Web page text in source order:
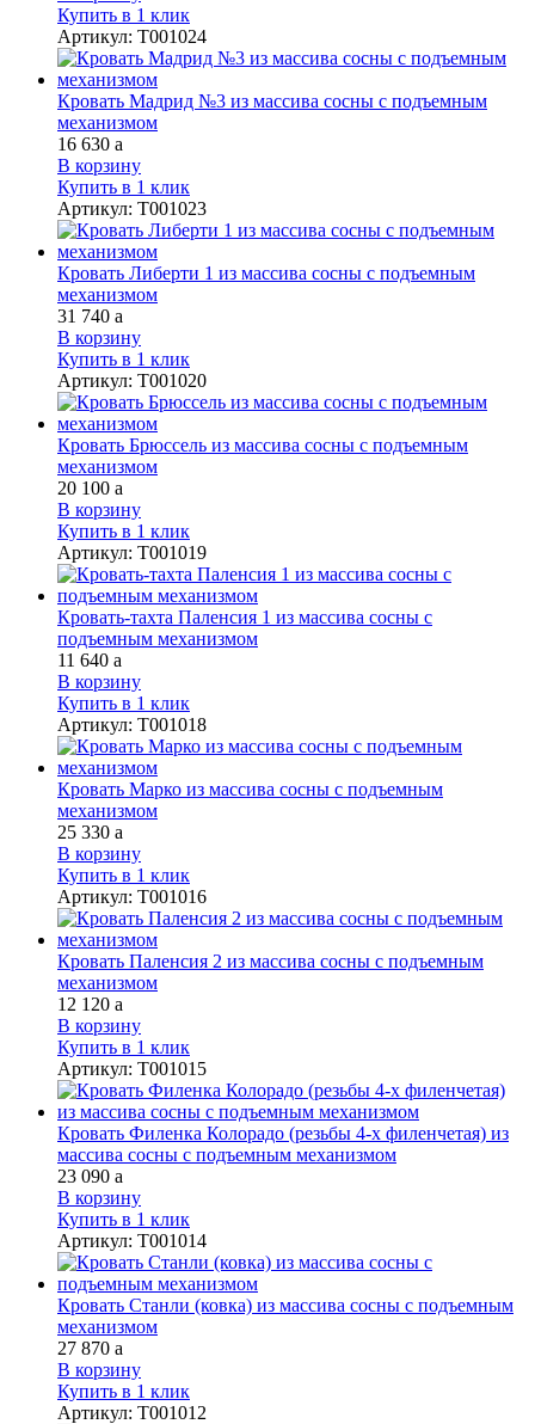
Купить в 1 клик
Артикул: Т001024
Кровать Мадрид №3 из массива сосны с подъемным
механизмом
16 630 a
В корзину
Купить в 1 клик
Артикул: Т001023
Кровать Либерти 1 из массива сосны с подъемным
механизмом
31 740 a
В корзину
Купить в 1 клик
Артикул: Т001020
Кровать Брюссель из массива сосны с подъемным
механизмом
20 100 a
В корзину
Купить в 1 клик
Артикул: Т001019
Кровать-тахта Паленсия 1 из массива сосны с
подъемным механизмом
11 640 a
В корзину
Купить в 1 клик
Артикул: Т001018
Кровать Марко из массива сосны с подъемным
механизмом
25 330 a
В корзину
Купить в 1 клик
Артикул: Т001016
Кровать Паленсия 2 из массива сосны с подъемным
механизмом
12 120 a
В корзину
Купить в 1 клик
Артикул: Т001015
Кровать Филенка Колорадо (резьбы 4-х филенчетая) из
массива сосны с подъемным механизмом
23 090 a
В корзину
Купить в 1 клик
Артикул: Т001014
Кровать Станли (ковка) из массива сосны с подъемным
механизмом
27 870 a
В корзину
Купить в 1 клик
Артикул: Т001012